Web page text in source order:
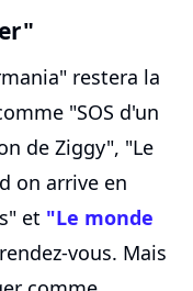
restera la
"SOS d'un
de Ziggy", "Le
on arrive en
et "Le monde
vous. Mais